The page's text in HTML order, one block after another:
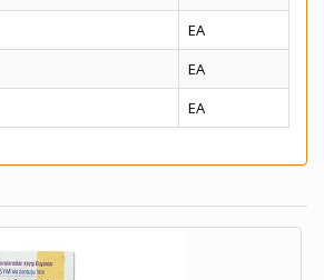
EA
EA
EA